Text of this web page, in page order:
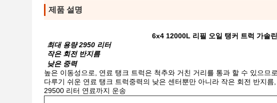
제품 설명
6x4 12000L 리필 오일 탱커 트럭 가솔
최대 용량 2950 리터
작은 회전 반지름
낮은 중력
높은 이동성으로, 연료 탱크 트럭은 척추와 거친 거리를 통과 할 수 있으
다루기 쉬운 연료 탱크 트럭중력의 낮은 센터뿐만 아니라 작은 회전 반지
29500 리터 연료까지 운송